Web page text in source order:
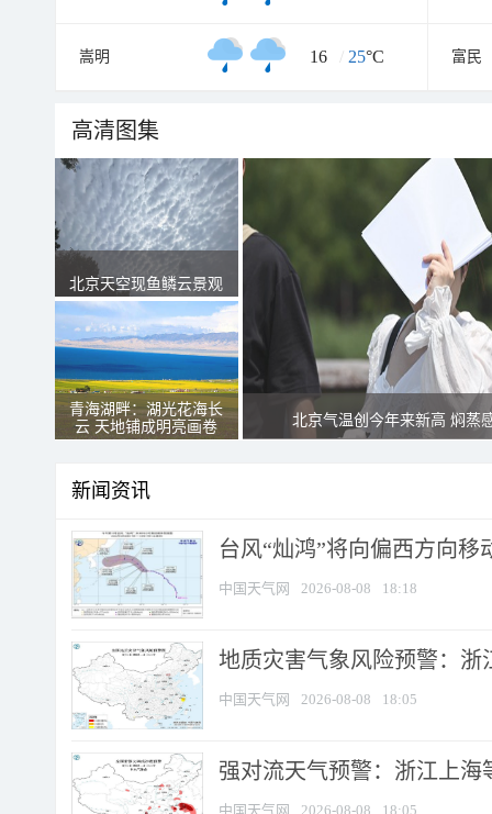
嵩明 16 / 25°C 富民
高清图集
北京天空现鱼鳞云景观
青海湖畔：湖光花海长
云 天地铺成明亮画卷
北京气温创今年来新高 焖蒸
新闻资讯
台风“灿鸿”将向偏西方向移
中国天气网 2026-08-08 18:18
地质灾害气象风险预警：
中国天气网 2026-08-08 18:05
强对流天气预警：浙江上海
中国天气网 2026-08-08 18:05